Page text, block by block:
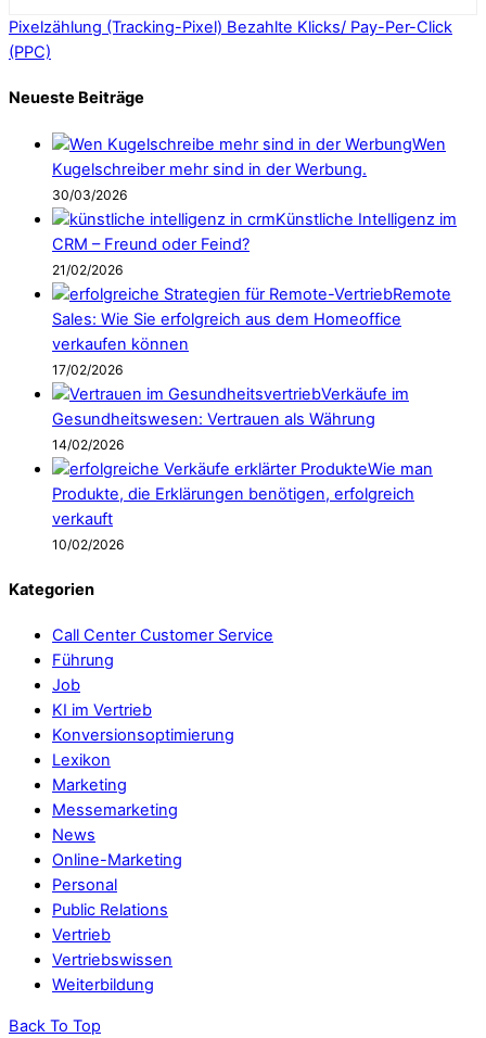
Pixelzählung (Tracking-Pixel) Bezahlte Klicks/ Pay-Per-Click
(PPC)
Neueste Beiträge
Wen
Kugelschreiber mehr sind in der Werbung.
30/03/2026
Künstliche Intelligenz im
CRM – Freund oder Feind?
21/02/2026
Remote
Sales: Wie Sie erfolgreich aus dem Homeoffice
verkaufen können
17/02/2026
Verkäufe im
Gesundheitswesen: Vertrauen als Währung
14/02/2026
Wie man
Produkte, die Erklärungen benötigen, erfolgreich
verkauft
10/02/2026
Kategorien
Call Center Customer Service
Führung
Job
KI im Vertrieb
Konversionsoptimierung
Lexikon
Marketing
Messemarketing
News
Online-Marketing
Personal
Public Relations
Vertrieb
Vertriebswissen
Weiterbildung
Back To Top